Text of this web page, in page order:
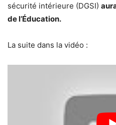
sécurité intérieure (DGSI)
de l’Éducation.
La suite dans la vidéo :